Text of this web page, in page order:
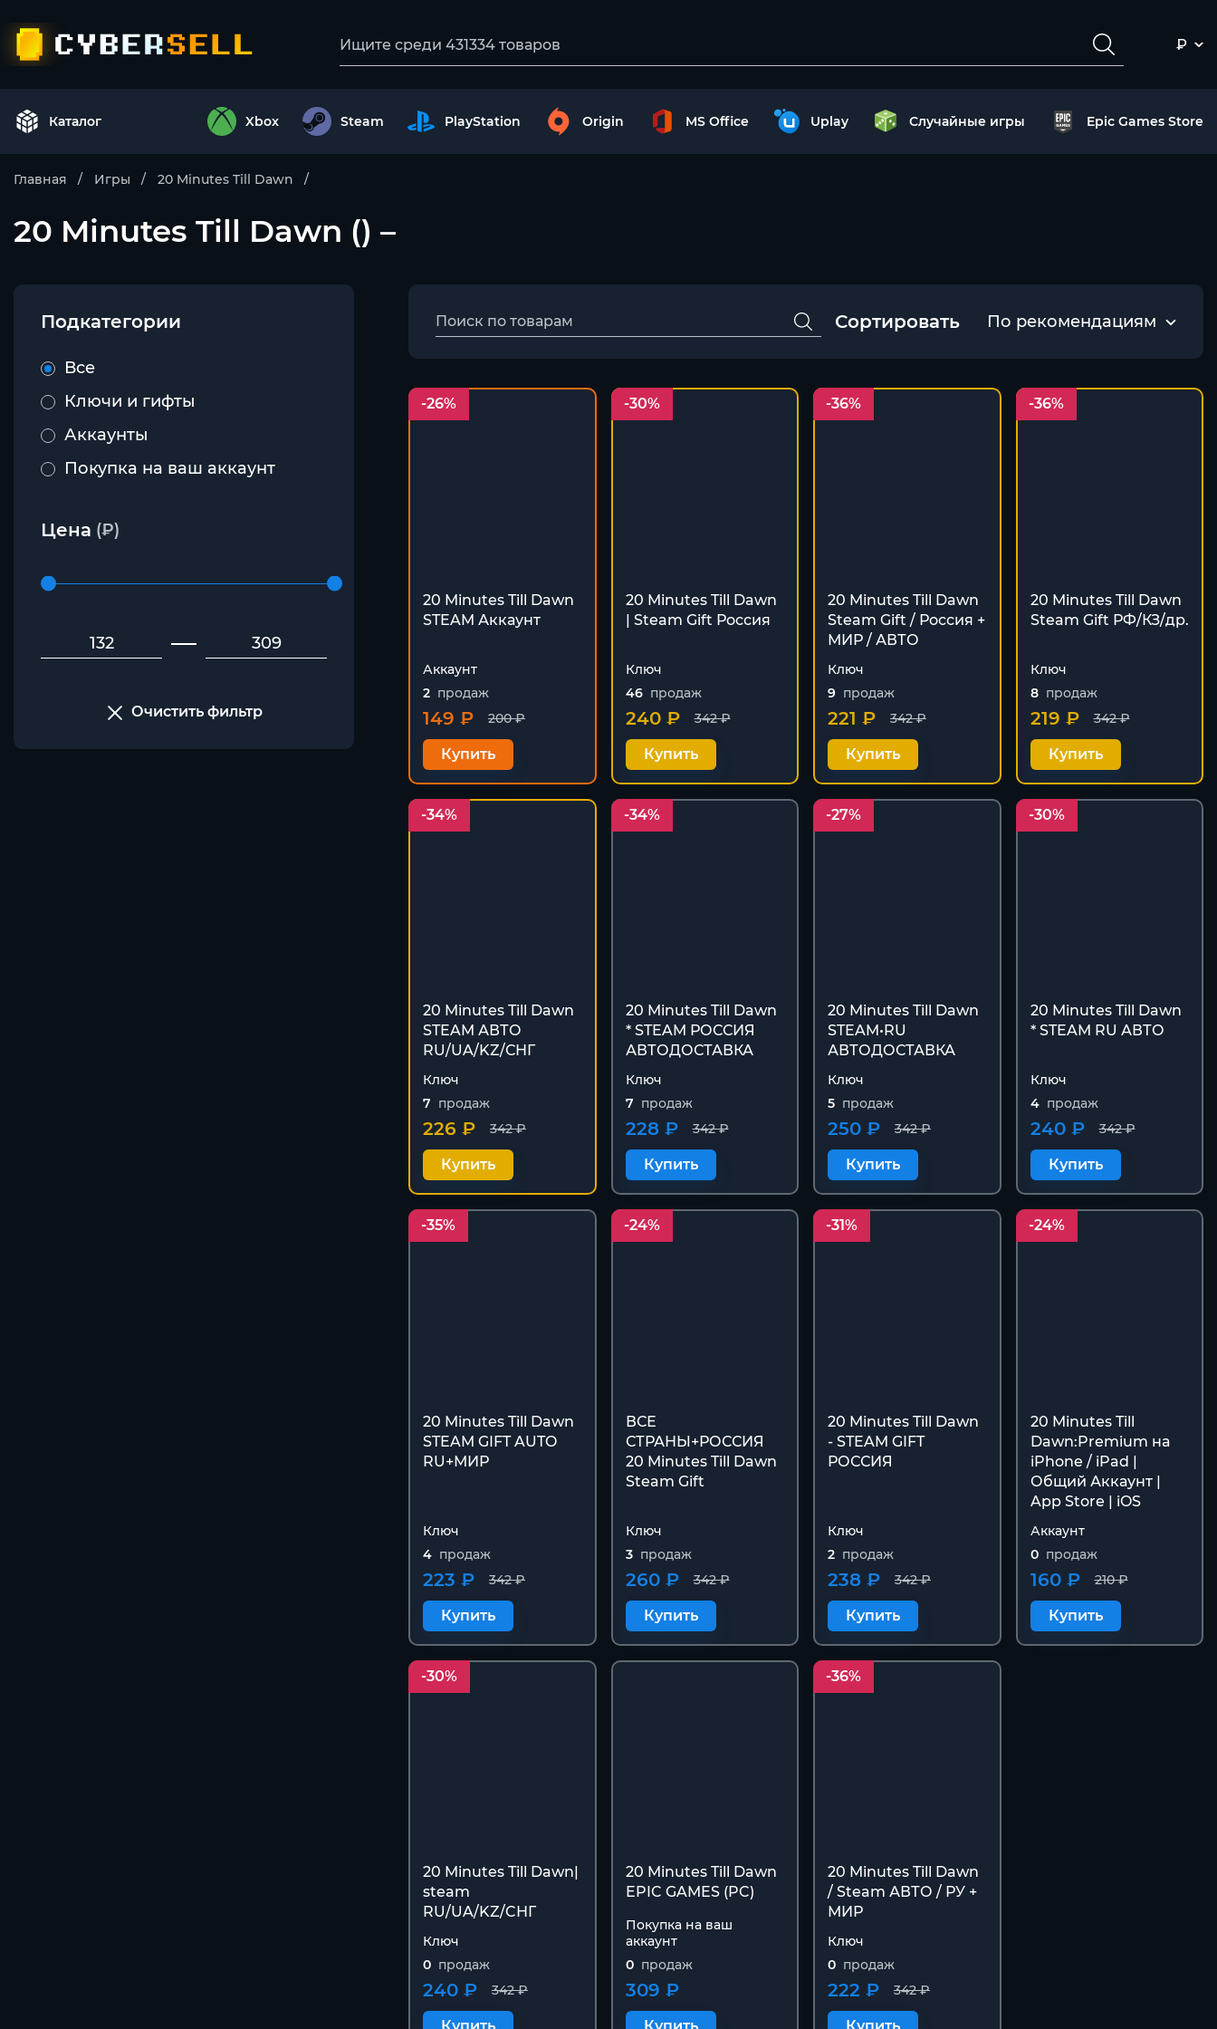
₽
Каталог Xbox Steam PlayStation Origin MS Office Uplay Случайные игры Epic Games Store
Главная Игры 20 Minutes Till Dawn
20 Minutes Till Dawn () –
Подкатегории
Все
Ключи и гифты
Аккаунты
Покупка на ваш аккаунт
Цена (₽)
Очистить фильтр
Сортировать По рекомендациям
-26%
20 Minutes Till Dawn
STEAM Аккаунт
Аккаунт
2 продаж
200 ₽
149 ₽
Купить
-30%
20 Minutes Till Dawn
| Steam Gift Россия
Ключ
46 продаж
342 ₽
240 ₽
Купить
-36%
20 Minutes Till Dawn
Steam Gift / Россия +
МИР / АВТО
Ключ
9 продаж
342 ₽
221 ₽
Купить
-36%
20 Minutes Till Dawn
Steam Gift РФ/КЗ/др.
Ключ
8 продаж
342 ₽
219 ₽
Купить
-34%
20 Minutes Till Dawn
STEAM АВТО
RU/UA/KZ/СНГ
Ключ
7 продаж
342 ₽
226 ₽
Купить
-34%
20 Minutes Till Dawn
* STEAM РОССИЯ
АВТОДОСТАВКА
Ключ
7 продаж
342 ₽
228 ₽
Купить
-27%
20 Minutes Till Dawn
STEAM•RU
АВТОДОСТАВКА
Ключ
5 продаж
342 ₽
250 ₽
Купить
-30%
20 Minutes Till Dawn
* STEAM RU АВТО
Ключ
4 продаж
342 ₽
240 ₽
Купить
-35%
20 Minutes Till Dawn
STEAM GIFT AUTO
RU+МИР
Ключ
4 продаж
342 ₽
223 ₽
Купить
-24%
ВСЕ
СТРАНЫ+РОССИЯ
20 Minutes Till Dawn
Steam Gift
Ключ
3 продаж
342 ₽
260 ₽
Купить
-31%
20 Minutes Till Dawn
- STEAM GIFT
РОССИЯ
Ключ
2 продаж
342 ₽
238 ₽
Купить
-24%
20 Minutes Till
Dawn:Premium на
iPhone / iPad |
Общий Аккаунт |
App Store | iOS
Аккаунт
0 продаж
210 ₽
160 ₽
Купить
-30%
20 Minutes Till Dawn|
steam
RU/UA/KZ/CНГ
Ключ
0 продаж
342 ₽
240 ₽
20 Minutes Till Dawn
EPIC GAMES (PC)
Покупка на ваш
аккаунт
0 продаж
309 ₽
-36%
20 Minutes Till Dawn
/ Steam АВТО / РУ +
МИР
Ключ
0 продаж
342 ₽
222 ₽